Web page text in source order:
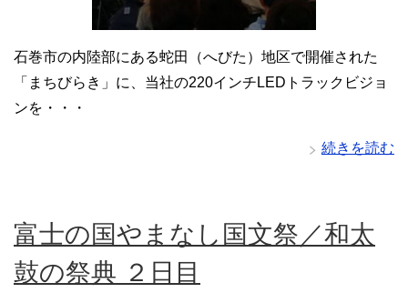
石巻市の内陸部にある蛇田（へびた）地区で開催された
「まちびらき」に、当社の220インチLEDトラックビジョ
ンを・・・
続きを読む
富士の国やまなし国文祭／和太
鼓の祭典 ２日目